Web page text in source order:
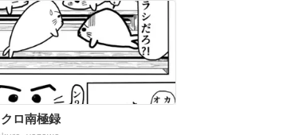
と織姫（おりひめ）が場違いな再婚を
緒に生活するブラコンシ...
ロ南極録